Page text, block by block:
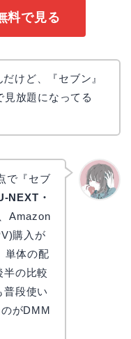
料で見る
けど、『セブン』
放題になってる
で『セブ
NEXT・
Amazon
購入が
単体の配
半の比較
普段使い
がDMM